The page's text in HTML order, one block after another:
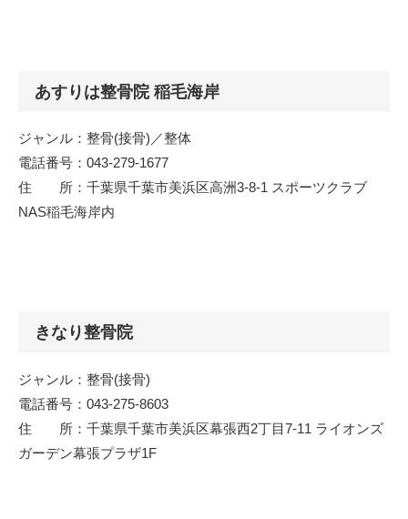
あすりは整骨院 稲毛海岸
ジャンル：整骨(接骨)／整体
電話番号：043-279-1677
住 所：千葉県千葉市美浜区高洲3-8-1 スポーツクラブ
NAS稲毛海岸内
きなり整骨院
ジャンル：整骨(接骨)
電話番号：043-275-8603
住 所：千葉県千葉市美浜区幕張西2丁目7-11 ライオンズ
ガーデン幕張プラザ1F